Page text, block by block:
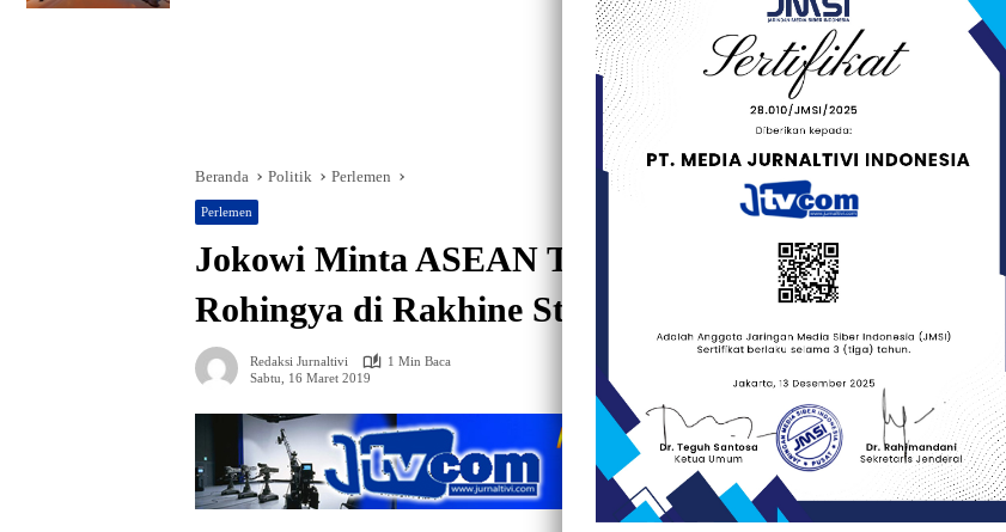
Beranda Politik Perlemen
Perlemen
Jokowi Minta ASEAN Tangani Masalah Muslim
Rohingya di Rakhine State
Redaksi Jurnaltivi
1 Min Baca
Sabtu, 16 Maret 2019
397